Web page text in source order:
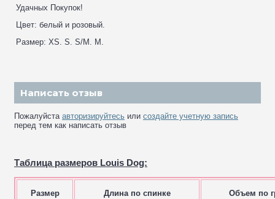
Удачных Покупок!
Цвет: белый и розовый.
Размер: XS. S. S/M. M.
Написать отзыв
Пожалуйста авторизируйтесь или создайте учетную запись
перед тем как написать отзыв
Таблица размеров Louis Dog:
Размер Длина по спинке Объем по